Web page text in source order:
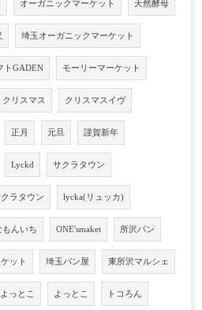
オーガニックマーケット 天然酵母
埼玉オーガニックマーケット
トGADEN モーリーマーケット
クリスマス クリスマスイヴ
正月 元旦 謹賀新年
Lyckd サクラタウン
ラタウン lycka(リュッカ)
もんいち ONE'smaket 所沢パン
ット 埼玉パン屋 東所沢マルシェ
よっとこ よっとこ トコろん